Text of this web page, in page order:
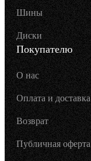
Шины
Диски
Покупателю
О нас
Оплата и доставка
Возврат
Публичная оферта